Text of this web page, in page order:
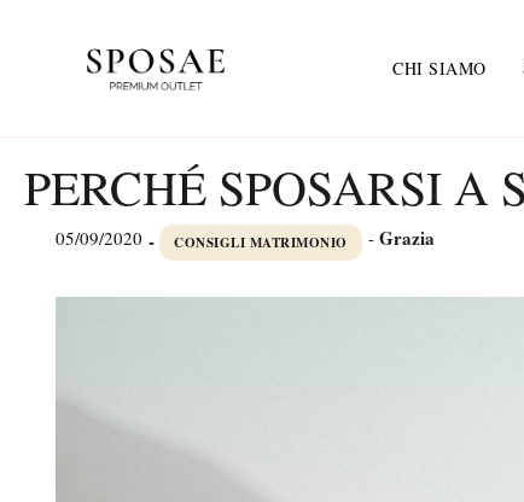
CHI SIAMO
PERCHÉ SPOSARSI A
05/09/2020 - CONSIGLI MATRIMONIO - Grazia